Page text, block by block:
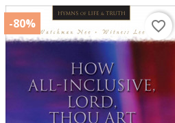
-80% favorite_border